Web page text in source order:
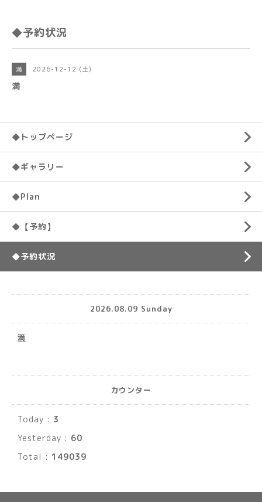
◆予約状況
満 2026-12-12 (土)
満
◆トップページ
◆ギャラリー
◆Plan
◆【予約】
◆予約状況
2026.08.09 Sunday
満
カウンター
Today : 3
Yesterday : 60
Total : 149039